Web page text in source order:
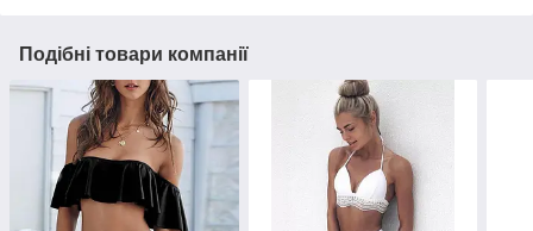
Подібні товари компанії